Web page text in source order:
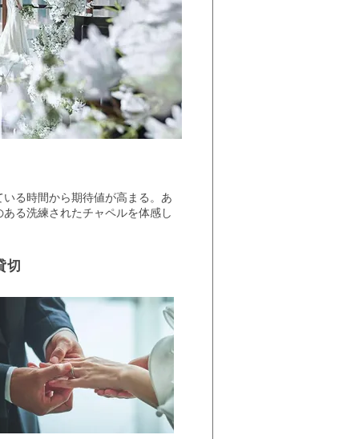
る時間から期待値が高まる。あ
る洗練されたチャペルを体感し
切